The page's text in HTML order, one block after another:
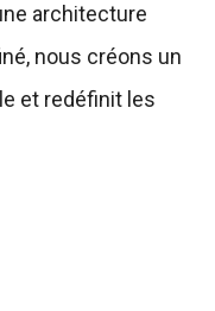
architecture
nous créons un
et redéfinit les